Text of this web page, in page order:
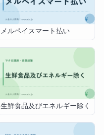
メルペイスマート払い
生鮮食品及びエネルギー除く